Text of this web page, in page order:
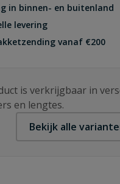
in binnen- en buitenland
levering
vanaf €200
is verkrijgbaar in
en lengtes.
Bekijk alle